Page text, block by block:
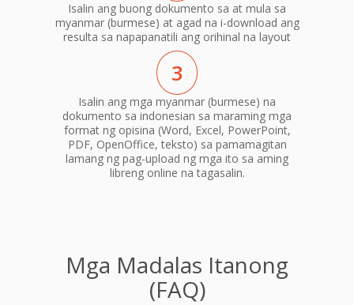
Isalin ang buong dokumento sa at mula sa
myanmar (burmese) at agad na i-download ang
resulta sa napapanatili ang orihinal na layout
3
Isalin ang mga myanmar (burmese) na
dokumento sa indonesian sa maraming mga
format ng opisina (Word, Excel, PowerPoint,
PDF, OpenOffice, teksto) sa pamamagitan
lamang ng pag-upload ng mga ito sa aming
libreng online na tagasalin.
Mga Madalas Itanong
(FAQ)